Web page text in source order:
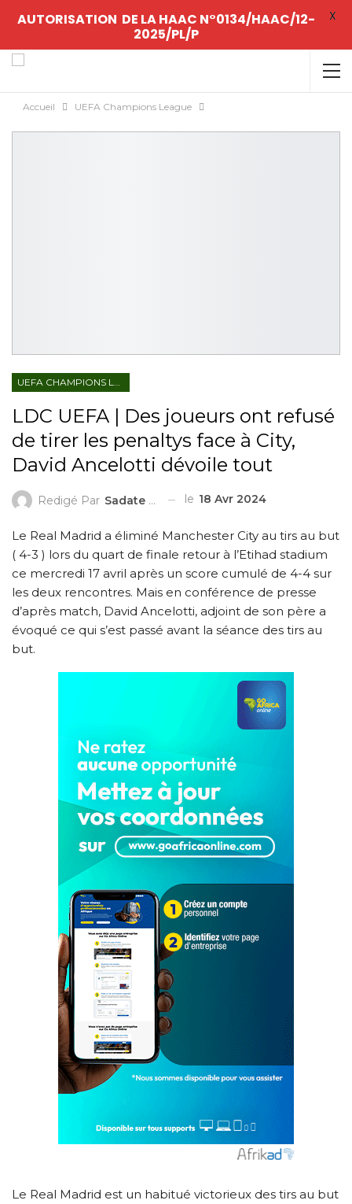
Accueil UEFA Champions League
UEFA CHAMPIONS LEAGUE
LDC UEFA | Des joueurs ont refusé
de tirer les penaltys face à City,
David Ancelotti dévoile tout
Redigé Par Sadate ZAKARI le 18 Avr 2024
Le Real Madrid a éliminé Manchester City au tirs au but
( 4-3 ) lors du quart de finale retour à l’Etihad stadium
ce mercredi 17 avril après un score cumulé de 4-4 sur
les deux rencontres. Mais en conférence de presse
d’après match, David Ancelotti, adjoint de son père a
évoqué ce qui s’est passé avant la séance des tirs au
but.
Le Real Madrid est un habitué victorieux des tirs au but
AUTORISATION DE LA HAAC N°0134/HAAC/12-
2025/PL/P
X